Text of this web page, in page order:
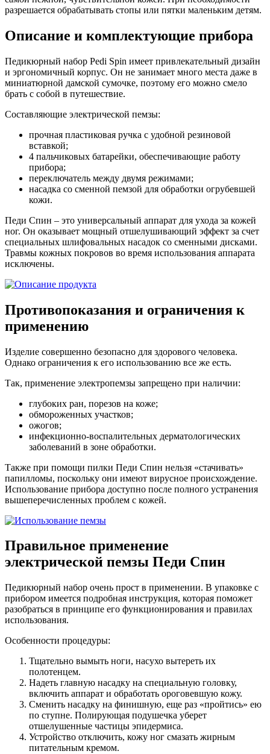
разрешается обрабатывать стопы или пятки маленьким детям.
Описание и комплектующие прибора
Педикюрный набор Pedi Spin имеет привлекательный дизайн
и эргономичный корпус. Он не занимает много места даже в
миниатюрной дамской сумочке, поэтому его можно смело
брать с собой в путешествие.
Составляющие электрической пемзы:
прочная пластиковая ручка с удобной резиновой
вставкой;
4 пальчиковых батарейки, обеспечивающие работу
прибора;
переключатель между двумя режимами;
насадка со сменной пемзой для обработки огрубевшей
кожи.
Педи Спин – это универсальный аппарат для ухода за кожей
ног. Он оказывает мощный отшелушивающий эффект за счет
специальных шлифовальных насадок со сменными дисками.
Травмы кожных покровов во время использования аппарата
исключены.
Противопоказания и ограничения к
применению
Изделие совершенно безопасно для здорового человека.
Однако ограничения к его использованию все же есть.
Так, применение электропемзы запрещено при наличии:
глубоких ран, порезов на коже;
обмороженных участков;
ожогов;
инфекционно-воспалительных дерматологических
заболеваний в зоне обработки.
Также при помощи пилки Педи Спин нельзя «стачивать»
папилломы, поскольку они имеют вирусное происхождение.
Использование прибора доступно после полного устранения
вышеперечисленных проблем с кожей.
Правильное применение
электрической пемзы Педи Спин
Педикюрный набор очень прост в применении. В упаковке с
прибором имеется подробная инструкция, которая поможет
разобраться в принципе его функционирования и правилах
использования.
Особенности процедуры:
Тщательно вымыть ноги, насухо вытереть их
полотенцем.
Надеть главную насадку на специальную головку,
включить аппарат и обработать ороговевшую кожу.
Сменить насадку на финишную, еще раз «пройтись» ею
по ступне. Полирующая подушечка уберет
отшелушенные частицы эпидермиса.
Устройство отключить, кожу ног смазать жирным
питательным кремом.